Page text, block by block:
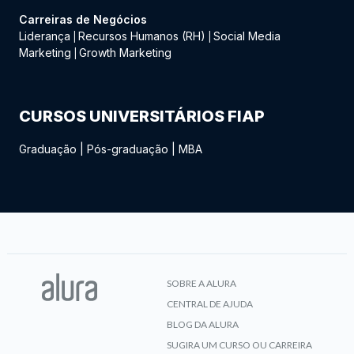
Carreiras de Negócios
Liderança
Recursos Humanos (RH)
Social Media
Marketing
Growth Marketing
CURSOS UNIVERSITÁRIOS FIAP
Graduação Pós-graduação MBA
SOBRE A ALURA
CENTRAL DE AJUDA
BLOG DA ALURA
SUGIRA UM CURSO OU CARREIRA